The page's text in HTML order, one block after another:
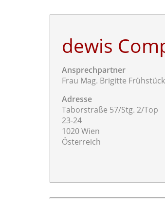
dewis
Ansprechpartner
Frau Mag. Brigitte Frühstück
Adresse
Taborstraße 57/Stg. 2/Top
23-24
1020 Wien
Österreich